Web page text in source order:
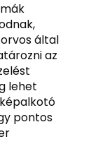
által
az
lehet
pontos